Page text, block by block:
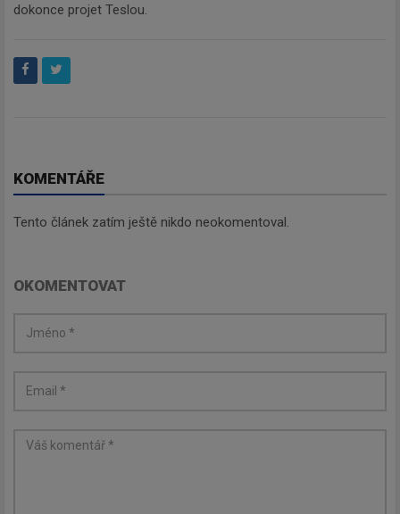
dokonce projet Teslou.
KOMENTÁŘE
Tento článek zatím ještě nikdo neokomentoval.
OKOMENTOVAT